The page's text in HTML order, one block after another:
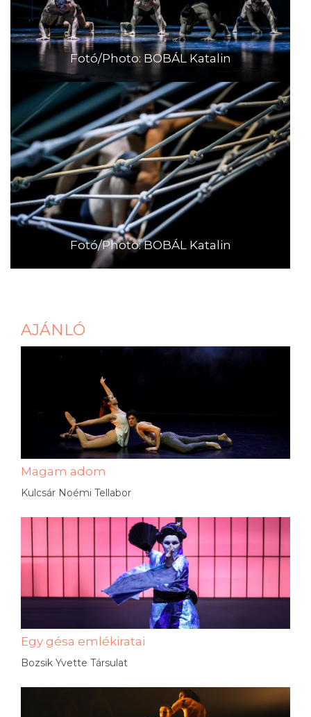
Fotó/Photo: BOBÁL Katalin
Fotó/Photo: BOBÁL Katalin
AJÁNLÓ
Magam adom
Kulcsár Noémi Tellabor
Egy gésa emlékiratai
Bozsik Yvette Társulat